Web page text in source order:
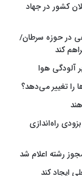
کشور در جهاد
در حوزه سرطان/
کند
آلودگی هوا
را تغییر می‌دهد؟
راه‌اندازی
رشته اعلام شد
ایجاد کند